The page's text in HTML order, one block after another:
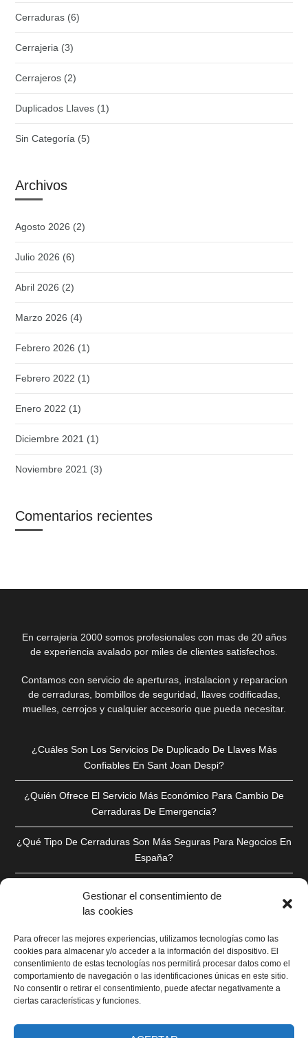
Gestionar el consentimiento de
las cookies
Para ofrecer las mejores experiencias, utilizamos tecnologías como las
cookies para almacenar y/o acceder a la información del dispositivo. El
consentimiento de estas tecnologías nos permitirá procesar datos como el
comportamiento de navegación o las identificaciones únicas en este sitio.
No consentir o retirar el consentimiento, puede afectar negativamente a
ciertas características y funciones.
Cerraduras (6)
Cerrajeria (3)
Cerrajeros (2)
Duplicados Llaves (1)
Sin Categoría (5)
Archivos
Agosto 2026 (2)
Julio 2026 (6)
Abril 2026 (2)
Marzo 2026 (4)
Febrero 2026 (1)
Febrero 2022 (1)
Enero 2022 (1)
Diciembre 2021 (1)
Noviembre 2021 (3)
Comentarios recientes
En cerrajeria 2000 somos profesionales con mas de 20 años
de experiencia avalado por miles de clientes satisfechos.
Contamos con servicio de aperturas, instalacion y reparacion
de cerraduras, bombillos de seguridad, llaves codificadas,
muelles, cerrojos y cualquier accesorio que pueda necesitar.
¿Cuáles Son Los Servicios De Duplicado De Llaves Más
Confiables En Sant Joan Despi?
¿Quién Ofrece El Servicio Más Económico Para Cambio De
Cerraduras De Emergencia?
¿Qué Tipo De Cerraduras Son Más Seguras Para Negocios En
España?
Quiero Mejorar La Seguridad De Mi Hogar. ¿Dónde Puedo
Encontrar Asesoramiento Especializado?